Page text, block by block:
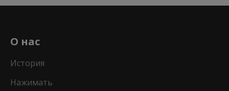
О нас
История
Нажимать